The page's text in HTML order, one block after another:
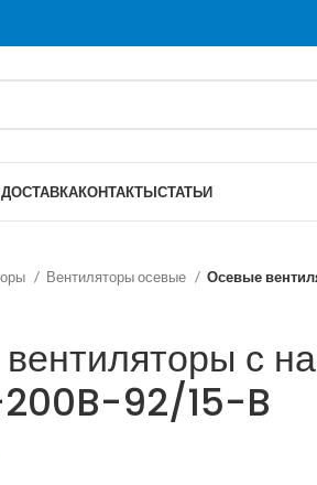
КОНТАКТЫСТАТЬИ
Вентиляторы осевые Осевые
с
200B-92/15-B